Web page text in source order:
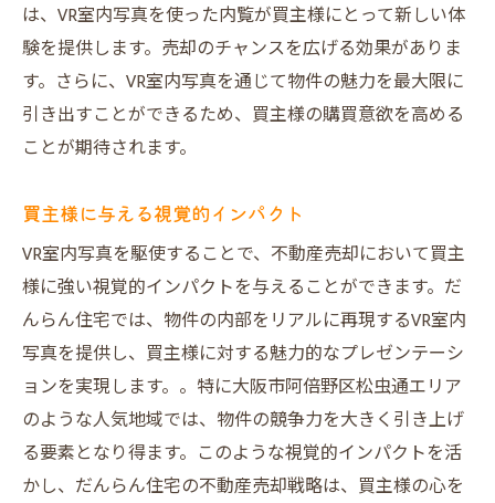
は、VR室内写真を使った内覧が買主様にとって新しい体
験を提供します。売却のチャンスを広げる効果がありま
す。さらに、VR室内写真を通じて物件の魅力を最大限に
引き出すことができるため、買主様の購買意欲を高める
ことが期待されます。
買主様に与える視覚的インパクト
VR室内写真を駆使することで、不動産売却において買主
様に強い視覚的インパクトを与えることができます。だ
んらん住宅では、物件の内部をリアルに再現するVR室内
写真を提供し、買主様に対する魅力的なプレゼンテーシ
ョンを実現します。。特に大阪市阿倍野区松虫通エリア
のような人気地域では、物件の競争力を大きく引き上げ
る要素となり得ます。このような視覚的インパクトを活
かし、だんらん住宅の不動産売却戦略は、買主様の心を